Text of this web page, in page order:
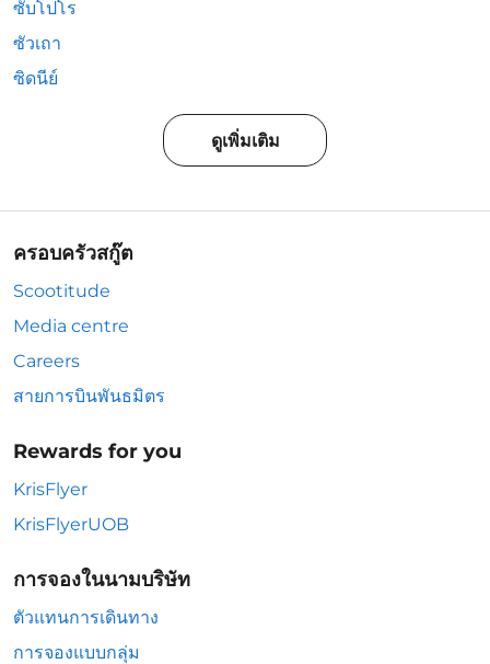
ซับโปโร
ซัวเถา
ซิดนีย์
ดูเพิ่มเติม
ครอบครัวสกู๊ต
Scootitude
Media centre
Careers
สายการบินพันธมิตร
Rewards for you
KrisFlyer
KrisFlyerUOB
การจองในนามบริษัท
ตัวแทนการเดินทาง
การจองแบบกลุ่ม